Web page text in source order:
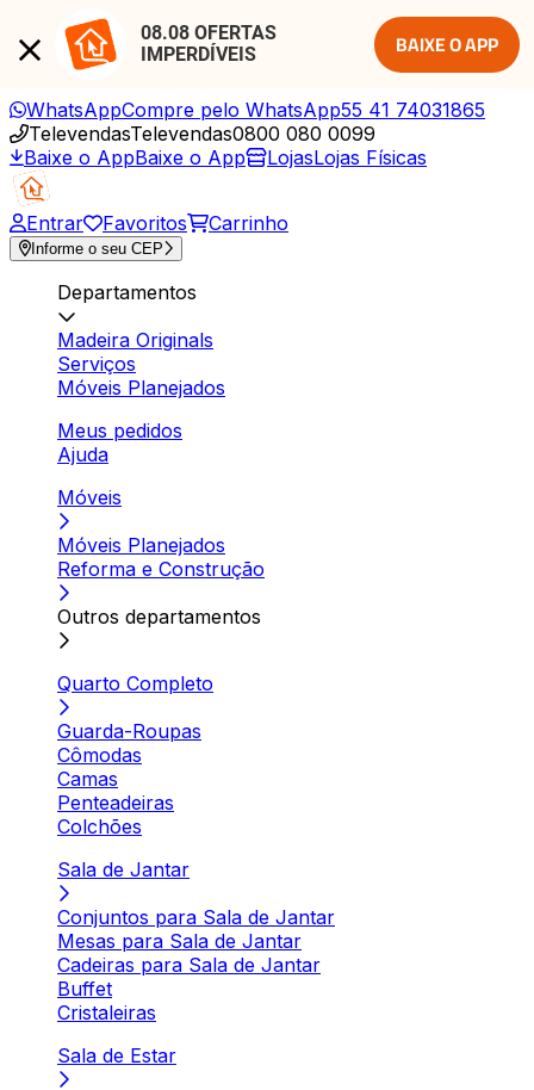
08.08 OFERTAS
IMPERDÍVEIS
BAIXE O APP
WhatsAppCompre pelo WhatsApp55 41 74031865
TelevendasTelevendas0800 080 0099
Baixe o AppBaixe o App LojasLojas Físicas
Entrar Favoritos Carrinho
Informe o seu CEP
Departamentos
Madeira Originals
Serviços
Móveis Planejados
Meus pedidos
Ajuda
Móveis
Móveis Planejados
Reforma e Construção
Outros departamentos
Quarto Completo
Guarda-Roupas
Cômodas
Camas
Penteadeiras
Colchões
Sala de Jantar
Conjuntos para Sala de Jantar
Mesas para Sala de Jantar
Cadeiras para Sala de Jantar
Buffet
Cristaleiras
Sala de Estar